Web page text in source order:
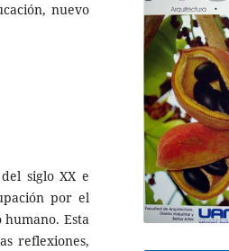
nuevo
siglo XX e
por el
Esta
reflexiones,